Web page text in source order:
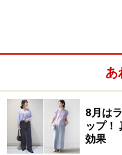
と白をかけ合わせて
メージになります。
今回、唯一上位に
み。老若男女から
いるのですね。
あ
8月は
ップ！
効果